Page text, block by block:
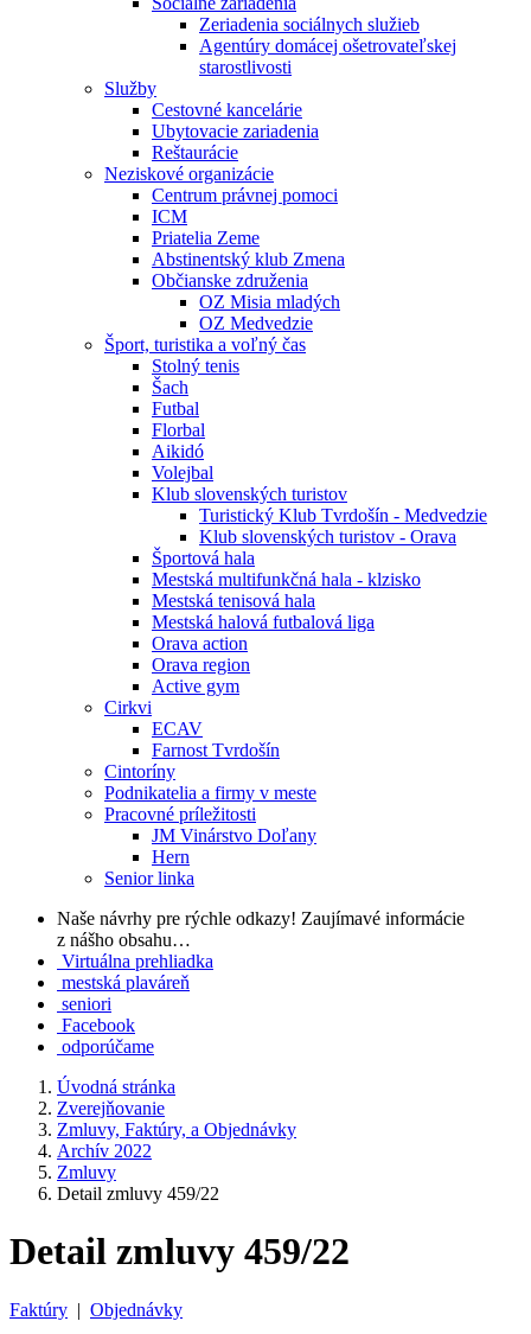
Zeriadenia sociálnych služieb
Agentúry domácej ošetrovateľskej
starostlivosti
Služby
Cestovné kancelárie
Ubytovacie zariadenia
Reštaurácie
Neziskové organizácie
Centrum právnej pomoci
ICM
Priatelia Zeme
Abstinentský klub Zmena
Občianske združenia
OZ Misia mladých
OZ Medvedzie
Šport, turistika a voľný čas
Stolný tenis
Šach
Futbal
Florbal
Aikidó
Volejbal
Klub slovenských turistov
Turistický Klub Tvrdošín - Medvedzie
Klub slovenských turistov - Orava
Športová hala
Mestská multifunkčná hala - klzisko
Mestská tenisová hala
Mestská halová futbalová liga
Orava action
Orava region
Active gym
Cirkvi
ECAV
Farnost Tvrdošín
Cintoríny
Podnikatelia a firmy v meste
Pracovné príležitosti
JM Vinárstvo Doľany
Hern
Senior linka
Naše návrhy pre rýchle odkazy! Zaujímavé informácie
z nášho obsahu…
Virtuálna prehliadka
mestská plaváreň
seniori
Facebook
odporúčame
Úvodná stránka
Zverejňovanie
Zmluvy, Faktúry, a Objednávky
Archív 2022
Zmluvy
Detail zmluvy 459/22
Detail zmluvy 459/22
Faktúry | Objednávky